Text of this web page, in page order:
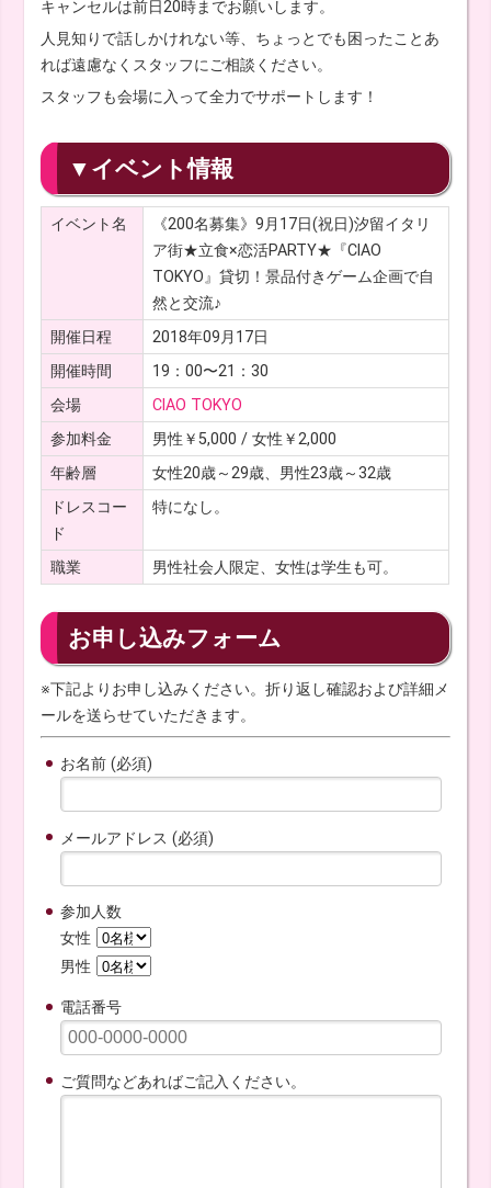
キャンセルは前日20時までお願いします。
人見知りで話しかけれない等、ちょっとでも困ったことあ
れば遠慮なくスタッフにご相談ください。
スタッフも会場に入って全力でサポートします！
▼イベント情報
イベント名
《200名募集》9月17日(祝日)汐留イタリ
ア街★立食×恋活PARTY★『CIAO
TOKYO』貸切！景品付きゲーム企画で自
然と交流♪
開催日程
2018年09月17日
開催時間
19：00〜21：30
会場
CIAO TOKYO
参加料金
男性￥5,000 / 女性￥2,000
年齢層
女性20歳～29歳、男性23歳～32歳
ドレスコー
ド
特になし。
職業 男性社会人限定、女性は学生も可。
お申し込みフォーム
※下記よりお申し込みください。折り返し確認および詳細メ
ールを送らせていただきます。
お名前 (必須)
メールアドレス (必須)
参加人数
女性
男性
電話番号
ご質問などあればご記入ください。